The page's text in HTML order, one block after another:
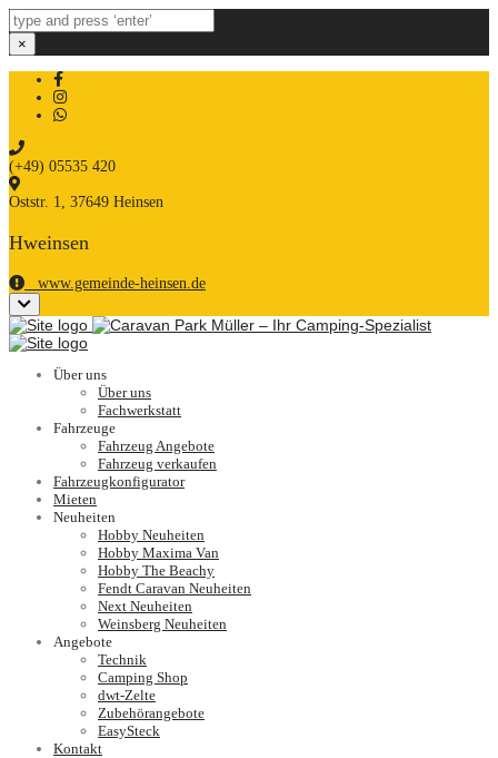
×
Über
(+49) 05535 420
Oststr. 1, 37649 Heinsen
Hweinsen
www.gemeinde-heinsen.de
Close
top
bar
Über uns
Über uns
Fachwerkstatt
Fahrzeuge
Fahrzeug Angebote
Fahrzeug verkaufen
Fahrzeugkonfigurator
Mieten
Neuheiten
Hobby Neuheiten
Hobby Maxima Van
Hobby The Beachy
Fendt Caravan Neuheiten
Next Neuheiten
Weinsberg Neuheiten
Angebote
Technik
Camping Shop
dwt-Zelte
Zubehörangebote
EasySteck
Kontakt